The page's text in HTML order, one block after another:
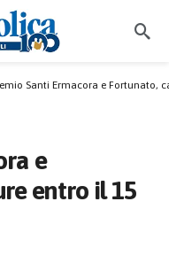
Santi Ermacora e Fortunato,
e
entro il 15